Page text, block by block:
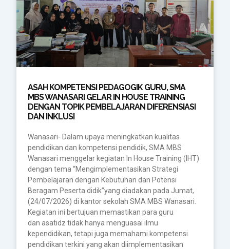
ASAH KOMPETENSI PEDAGOGIK GURU, SMA
MBS WANASARI GELAR IN HOUSE TRAINING
DENGAN TOPIK PEMBELAJARAN DIFERENSIASI
DAN INKLUSI
Wanasari- Dalam upaya meningkatkan kualitas
pendidikan dan kompetensi pendidik, SMA MBS
Wanasari menggelar kegiatan In House Training (IHT)
dengan tema “Mengimplementasikan Strategi
Pembelajaran dengan Kebutuhan dan Potensi
Beragam Peserta didik”yang diadakan pada Jumat,
(24/07/2026) di kantor sekolah SMA MBS Wanasari.
Kegiatan ini bertujuan memastikan para guru
dan asatidz tidak hanya menguasai ilmu
kependidikan, tetapi juga memahami kompetensi
pendidikan terkini yang akan diimplementasikan